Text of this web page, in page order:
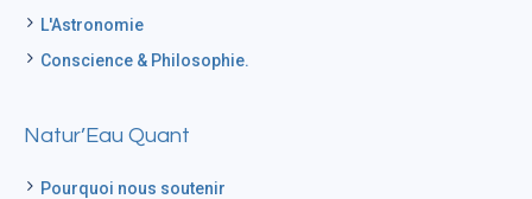
L'Astronomie
Conscience & Philosophie.
Natur’Eau Quant
Pourquoi nous soutenir